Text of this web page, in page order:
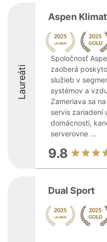
Laureáti
Aspen
Spoločnosť
zaoberá
služieb v
systémov a
Zameriava sa
servis zariadení
domácnosti,
serverovne ...
9.8
Dual Sport